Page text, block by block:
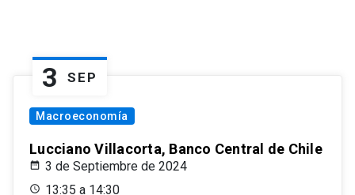
3 SEP
Macroeconomía
Lucciano Villacorta, Banco Central de Chile
3 de Septiembre de 2024
13:35 a 14:30